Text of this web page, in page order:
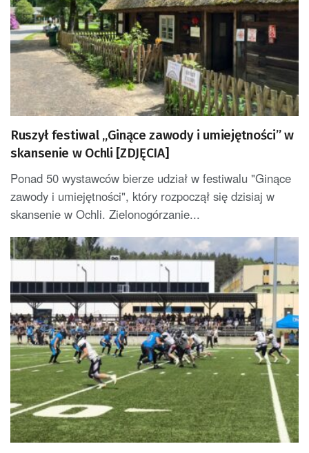
Ruszył festiwal „Ginące zawody i umiejętności” w
skansenie w Ochli [ZDJĘCIA]
Ponad 50 wystawców bierze udział w festiwalu "Ginące
zawody i umiejętności", który rozpoczął się dzisiaj w
skansenie w Ochli. Zielonogórzanie...